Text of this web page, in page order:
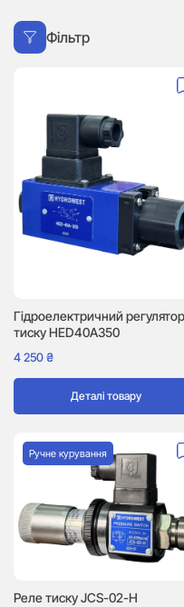
Фільтр
Гідроелектричний регулятор
тиску HED40A350
4 250₴
Деталі товару
Реле тиску JCS-02-H
Ручне курування